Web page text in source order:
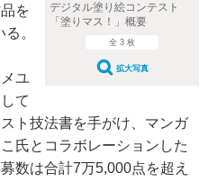
デジタル塗り絵コンテスト
「塗りマス！」概要
全 3 枚
拡大写真
を
。
ユ
て
ト技法書を手がけ、マンガ
氏とコラボレーションした
数は合計7万5,000点を超え